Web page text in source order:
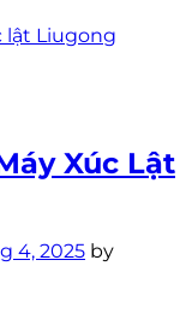
lật Liugong
Xúc Lật
4, 2025 by